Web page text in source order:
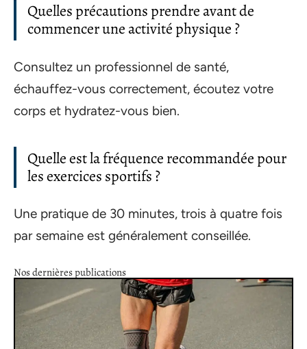
Quelles précautions prendre avant de
commencer une activité physique ?
Consultez un professionnel de santé,
échauffez-vous correctement, écoutez votre
corps et hydratez-vous bien.
Quelle est la fréquence recommandée pour
les exercices sportifs ?
Une pratique de 30 minutes, trois à quatre fois
par semaine est généralement conseillée.
Nos dernières publications